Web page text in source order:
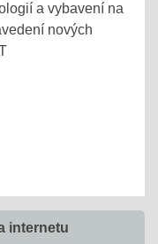
a vybavení na
nových
internetu